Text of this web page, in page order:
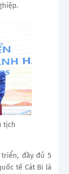
tịch
đầy đủ 5
tế Cát Bi là